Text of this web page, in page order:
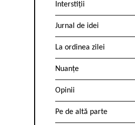
Interstiții
Jurnal de idei
La ordinea zilei
Nuanțe
Opinii
Pe de altă parte